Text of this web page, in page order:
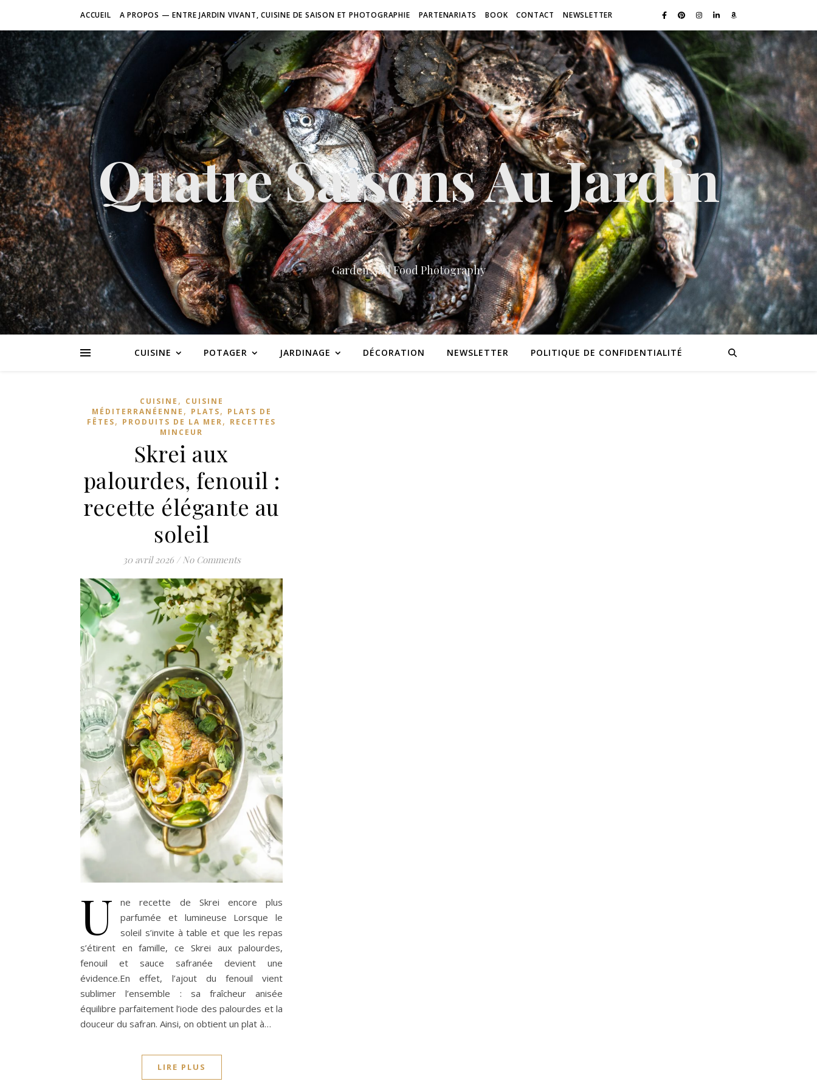
ACCUEIL A PROPOS — ENTRE JARDIN VIVANT, CUISINE DE SAISON ET PHOTOGRAPHIE PARTENARIATS BOOK CONTACT NEWSLETTER
Quatre Saisons Au Jardin
Garden And Food Photography
CUISINE POTAGER JARDINAGE DÉCORATION NEWSLETTER POLITIQUE DE CONFIDENTIALITÉ
CUISINE , CUISINE
MÉDITERRANÉENNE , PLATS, PLATS DE
FÊTES, PRODUITS DE LA MER, RECETTES
MINCEUR
Skrei aux
palourdes, fenouil :
recette élégante au
soleil
30 avril 2026 / No Comments
U
ne recette de Skrei encore plus
parfumée et lumineuse Lorsque le
soleil s’invite à table et que les repas
s’étirent en famille, ce Skrei aux palourdes,
fenouil et sauce safranée devient une
évidence.En effet, l’ajout du fenouil vient
sublimer l’ensemble : sa fraîcheur anisée
équilibre parfaitement l’iode des palourdes et la
douceur du safran. Ainsi, on obtient un plat à…
LIRE PLUS